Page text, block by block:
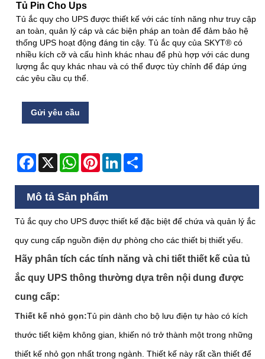
Tủ Pin Cho Ups
Tủ ắc quy cho UPS được thiết kế với các tính năng như truy cập
an toàn, quản lý cáp và các biện pháp an toàn để đảm bảo hệ
thống UPS hoạt động đáng tin cậy. Tủ ắc quy của SKYT® có
nhiều kích cỡ và cấu hình khác nhau để phù hợp với các dung
lượng ắc quy khác nhau và có thể được tùy chỉnh để đáp ứng
các yêu cầu cụ thể.
Gửi yêu cầu
Facebook
X WhatsAppPinterestLinkedIn
Mô tả Sản phẩm
Tủ ắc quy cho UPS được thiết kế đặc biệt để chứa và quản lý ắc
quy cung cấp nguồn điện dự phòng cho các thiết bị thiết yếu.
Hãy phân tích các tính năng và chi tiết thiết kế của tủ
ắc quy UPS thông thường dựa trên nội dung được
cung cấp:
Thiết kế nhỏ gọn:Tủ pin dành cho bộ lưu điện tự hào có kích
thước tiết kiệm không gian, khiến nó trở thành một trong những
thiết kế nhỏ gọn nhất trong ngành. Thiết kế này rất cần thiết để